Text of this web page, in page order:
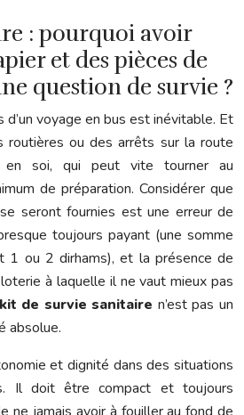
: pourquoi avoir
et des pièces de
question de survie ?
d’un voyage en bus est inévitable. Et
ou des arrêts sur la route
en soi, qui peut vite tourner au
de préparation. Considérer que
seront fournies est une erreur de
toujours payant (une somme
1 ou 2 dirhams), et la présence de
à laquelle il ne vaut mieux pas
kit de survie sanitaire n’est pas un
absolue.
et dignité dans des situations
Il doit être compact et toujours
ne jamais avoir à fouiller au fond de